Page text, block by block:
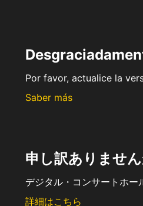
Por favor, actualice la
Saber más
申し訳ありませ
デジタル・コンサートホー
詳細はこちら